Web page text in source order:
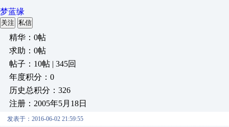
梦蓝缘
关注 私信
精华：0帖
求助：0帖
帖子：10帖 | 345回
年度积分：0
历史总积分：326
注册：2005年5月18日
发表于：2016-06-02 21:59:55